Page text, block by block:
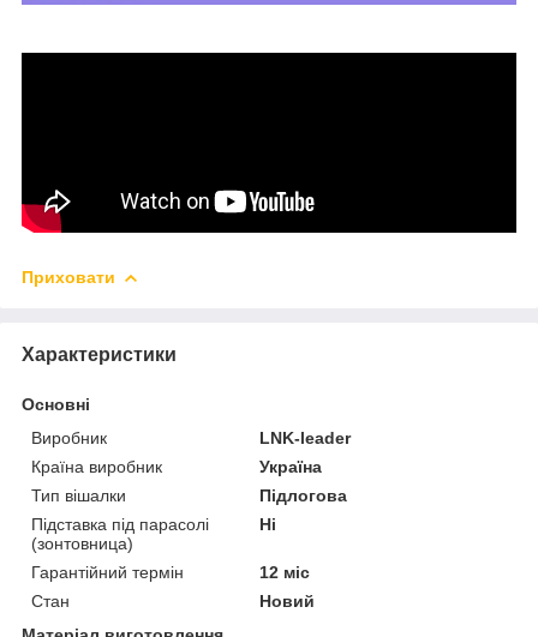
Приховати
Характеристики
Основні
Виробник
LNK-leader
Країна виробник
Україна
Тип вішалки
Підлогова
Підставка під парасолі
(зонтовница)
Ні
Гарантійний термін
12 міс
Стан
Новий